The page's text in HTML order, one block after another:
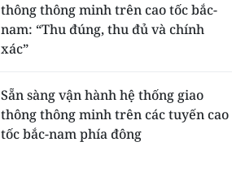
thông thông minh trên cao tốc bắc-
nam: “Thu đúng, thu đủ và chính
xác”
Sẵn sàng vận hành hệ thống giao
thông thông minh trên các tuyến cao
tốc bắc-nam phía đông